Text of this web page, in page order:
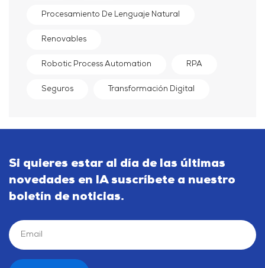
Procesamiento De Lenguaje Natural
Renovables
Robotic Process Automation RPA
Seguros Transformación Digital
Si quieres estar al día de las últimas
novedades en IA suscríbete a nuestro
boletín de noticias.